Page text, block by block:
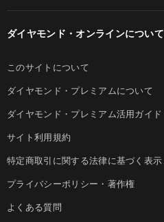
ダイヤモンド・オンラインについて
このサイトについて
ダイヤモンド・プレミアムについて
ダイヤモンド・プレミアム活用ガイド
サイト利用規約
特定商取引に関する法律に基づく表示
プライバシーポリシー・著作権
よくある質問